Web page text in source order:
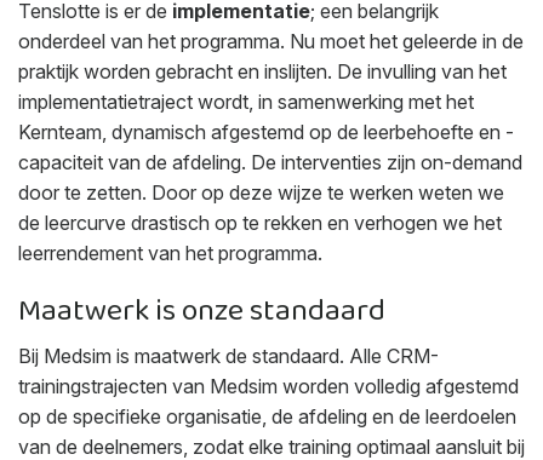
Tenslotte is er de implementatie; een belangrijk
onderdeel van het programma. Nu moet het geleerde in de
praktijk worden gebracht en inslijten. De invulling van het
implementatietraject wordt, in samenwerking met het
Kernteam, dynamisch afgestemd op de leerbehoefte en -
capaciteit van de afdeling. De interventies zijn on-demand
door te zetten. Door op deze wijze te werken weten we
de leercurve drastisch op te rekken en verhogen we het
leerrendement van het programma.
Maatwerk is onze standaard
Bij Medsim is maatwerk de standaard. Alle CRM-
trainingstrajecten van Medsim worden volledig afgestemd
op de specifieke organisatie, de afdeling en de leerdoelen
van de deelnemers, zodat elke training optimaal aansluit bij